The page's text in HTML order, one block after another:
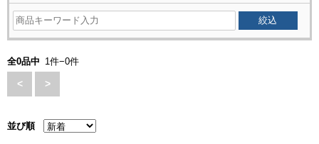
全0品中 1件−0件
< >
並び順